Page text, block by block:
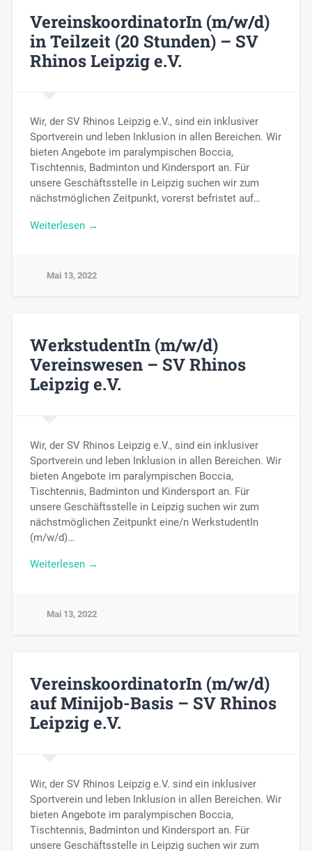
VereinskoordinatorIn (m/w/d)
in Teilzeit (20 Stunden) – SV
Rhinos Leipzig e.V.
Wir, der SV Rhinos Leipzig e.V., sind ein inklusiver
Sportverein und leben Inklusion in allen Bereichen. Wir
bieten Angebote im paralympischen Boccia,
Tischtennis, Badminton und Kindersport an. Für
unsere Geschäftsstelle in Leipzig suchen wir zum
nächstmöglichen Zeitpunkt, vorerst befristet auf…
Weiterlesen →
Mai 13, 2022
WerkstudentIn (m/w/d)
Vereinswesen – SV Rhinos
Leipzig e.V.
Wir, der SV Rhinos Leipzig e.V., sind ein inklusiver
Sportverein und leben Inklusion in allen Bereichen. Wir
bieten Angebote im paralympischen Boccia,
Tischtennis, Badminton und Kindersport an. Für
unsere Geschäftsstelle in Leipzig suchen wir zum
nächstmöglichen Zeitpunkt eine/n WerkstudentIn
(m/w/d)…
Weiterlesen →
Mai 13, 2022
VereinskoordinatorIn (m/w/d)
auf Minijob-Basis – SV Rhinos
Leipzig e.V.
Wir, der SV Rhinos Leipzig e.V. sind ein inklusiver
Sportverein und leben Inklusion in allen Bereichen. Wir
bieten Angebote im paralympischen Boccia,
Tischtennis, Badminton und Kindersport an. Für
unsere Geschäftsstelle in Leipzig suchen wir zum